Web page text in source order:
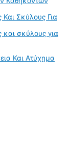
Και Σκύλους Για
και σκύλους για
Και Ατύχημα